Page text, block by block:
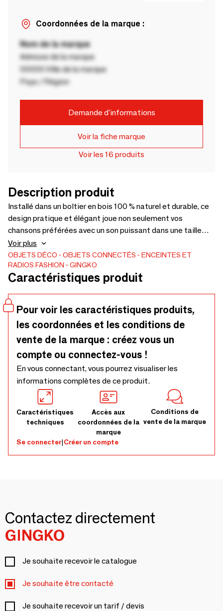
Coordonnées de la marque :
Nom de la marque
Adresse de la marque
00000 Ville de la marque
Pays / Région
Demande d'informations
Voir la fiche marque
Voir les 16 produits
Description produit
Installé dans un boîtier en bois 100 % naturel et durable, ce
design pratique et élégant joue non seulement vos
chansons préférées avec un son puissant dans une taille
aussi soignée, mais dispose également d'une fonction
selfie mains libres pour capturer n'importe quel moment,
n'importe où. Jouez facilement vos morceaux préférés lors
de vos sorties en attachant la dragonne élégante (incluse).
longue durée de vie jusqu'à 10 heures de jeu. Écoutez, jouez
et interagissez ! !
Voir plus
OBJETS DÉCO OBJETS CONNECTÉS
ENCEINTES ET
RADIOS FASHION GINGKO
Caractéristiques produit
Pour voir les caractéristiques produits,
les coordonnées et les conditions de
vente de la marque : créez vous un
compte ou connectez-vous !
En vous connectant, vous pourrez visualiser les
informations complètes de ce produit.
Caractéristiques
techniques
Accès aux
coordonnées de la
marque
Conditions de
vente de la marque
Se connecter|Créer un compte
Contactez directement
GINGKO
Je souhaite recevoir le catalogue
Je souhaite être contacté
Je souhaite recevoir un tarif / devis